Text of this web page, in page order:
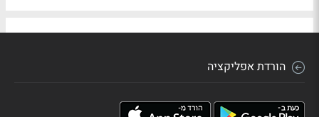
הורדת אפליקציה